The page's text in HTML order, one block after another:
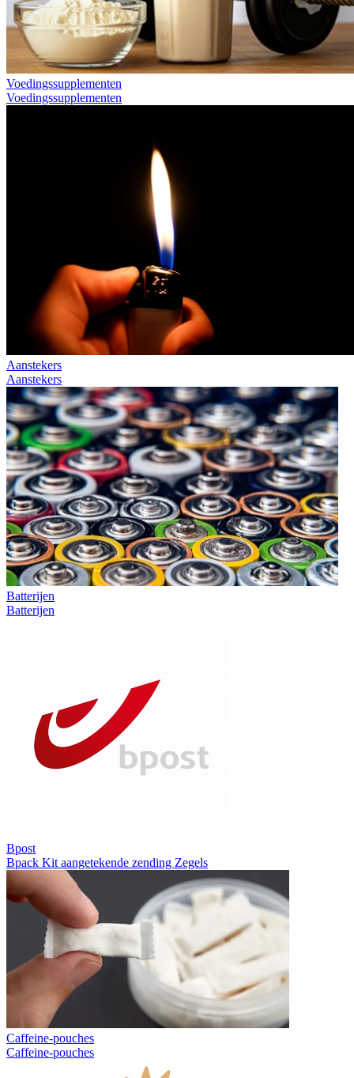
Voedingssupplementen
Voedingssupplementen
Aanstekers
Aanstekers
Batterijen
Batterijen
Bpost
Bpack Kit aangetekende zending Zegels
Caffeine-pouches
Caffeine-pouches